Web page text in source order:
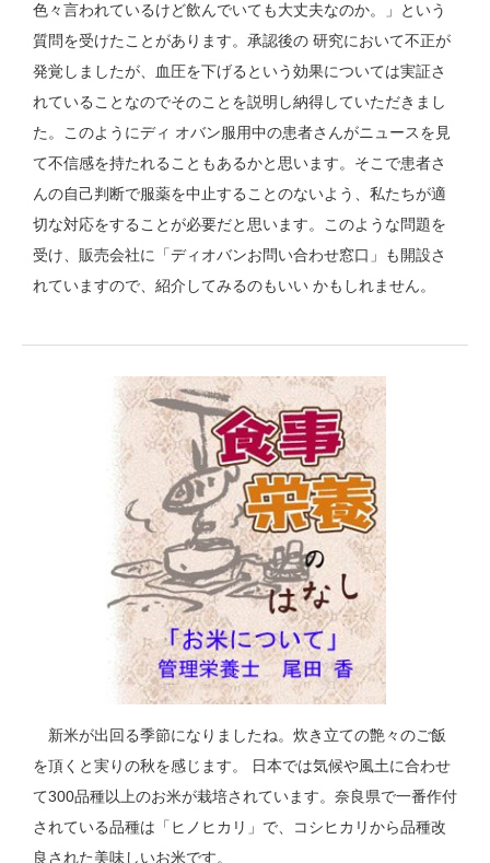
色々言われているけど飲んでいても大丈夫なのか。」という
質問を受けたことがあります。承認後の 研究において不正が
発覚しましたが、血圧を下げるという効果については実証さ
れていることなのでそのことを説明し納得していただきまし
た。このようにディ オバン服用中の患者さんがニュースを見
て不信感を持たれることもあるかと思います。そこで患者さ
んの自己判断で服薬を中止することのないよう、私たちが適
切な対応をすることが必要だと思います。このような問題を
受け、販売会社に「ディオバンお問い合わせ窓口」も開設さ
れていますので、紹介してみるのもいい かもしれません。
新米が出回る季節になりましたね。炊き立ての艶々のご飯
を頂くと実りの秋を感じます。 日本では気候や風土に合わせ
て300品種以上のお米が栽培されています。奈良県で一番作付
されている品種は「ヒノヒカリ」で、コシヒカリから品種改
良された美味しいお米です。